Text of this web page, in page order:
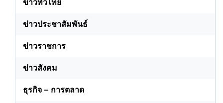
ข่าวทั่วไทย
ข่าวประชาสัมพันธ์
ข่าวราชการ
ข่าวสังคม
ธุรกิจ – การตลาด